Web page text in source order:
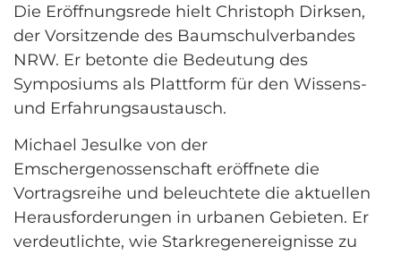
Die Eröffnungsrede hielt Christoph Dirksen,
der Vorsitzende des Baumschulverbandes
NRW. Er betonte die Bedeutung des
Symposiums als Plattform für den Wissens-
und Erfahrungsaustausch.
Michael Jesulke von der
Emschergenossenschaft eröffnete die
Vortragsreihe und beleuchtete die aktuellen
Herausforderungen in urbanen Gebieten. Er
verdeutlichte, wie Starkregenereignisse zu